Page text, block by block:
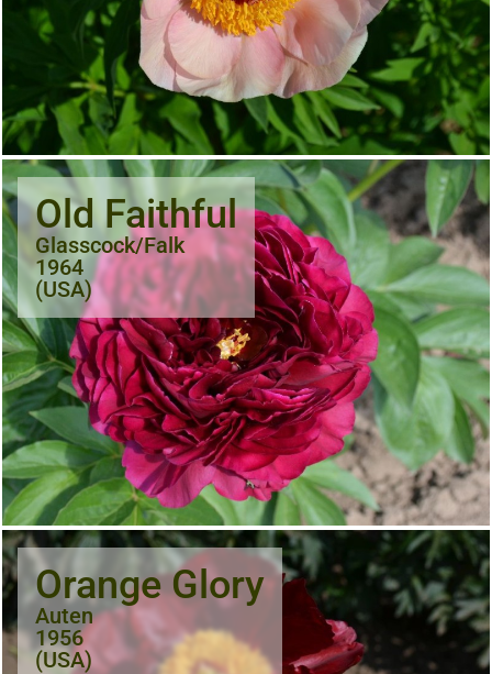
Old Faithful
Glasscock/Falk
1964
(USA)
Orange Glory
Auten
1956
(USA)